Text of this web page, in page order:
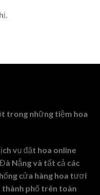
trong những tiệm hoa
vụ đặt hoa online
Nẵng và tất cả các
cửa hàng hoa tươi
thành phố trên toàn